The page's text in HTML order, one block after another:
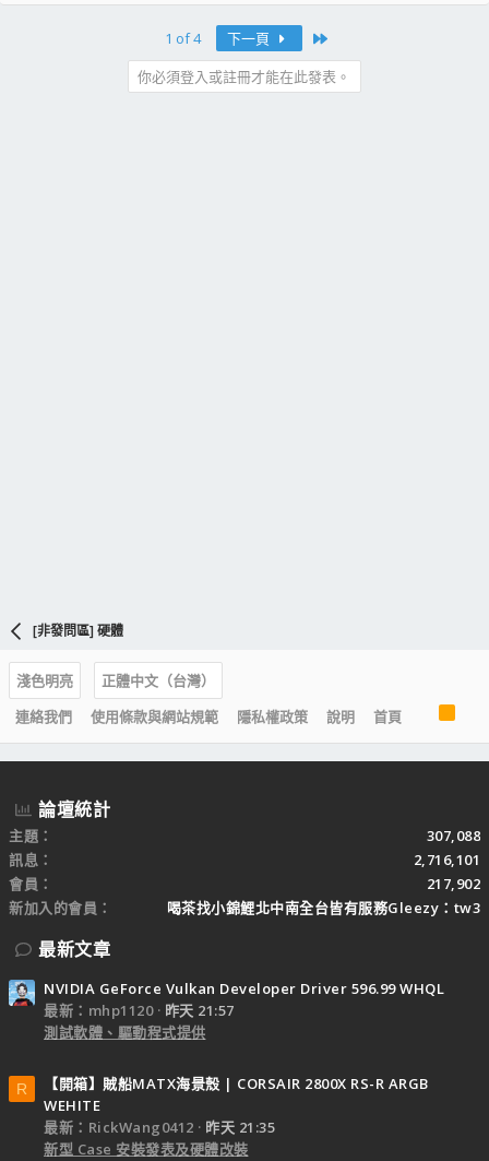
1 of 4 下一頁
你必須登入或註冊才能在此發表。
[非發問區] 硬體
淺色明亮
正體中文（台灣）
連絡我們
使用條款與網站規範 隱私權政策 說明 首頁
S
論壇統計
主題
307,088
訊息
2,716,101
會員
217,902
新加入的會員
喝茶找小錦鯉北中南全台皆有服務Gleezy：tw3
最新文章
NVIDIA GeForce Vulkan Developer Driver 596.99 WHQL
最新：mhp1120
昨天 21:57
測試軟體、驅動程式提供
R
【開箱】賊船MATX海景殼 | CORSAIR 2800X RS-R ARGB
WEHITE
最新：RickWang0412
昨天 21:35
新型 Case 安裝發表及硬體改裝